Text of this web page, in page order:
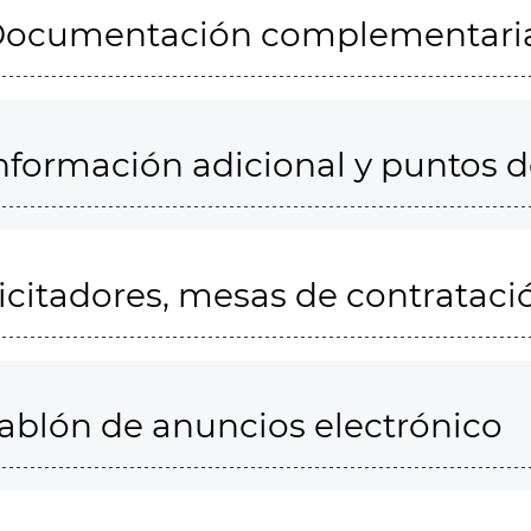
adicional y puntos
mesas de
de anuncios electrónico